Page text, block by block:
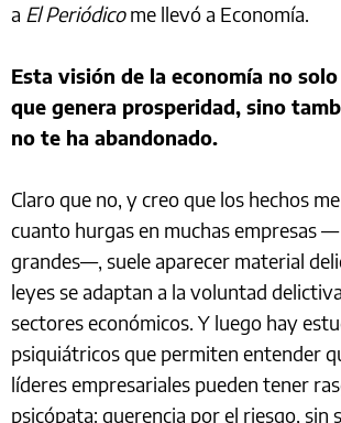
a El Periódicome llevó a Economía.
Esta visión de la economía no
que genera prosperidad, sino
no te ha abandonado.
Claro que no, y creo que los hechos
cuanto hurgas en muchas empresas
grandes—, suele aparecer material
leyes se adaptan a la voluntad
sectores económicos. Y luego hay
psiquiátricos que permiten entender
líderes empresariales pueden tener
psicópata: querencia por el riesgo, sin